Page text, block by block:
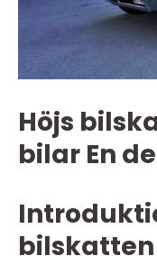
Höjs
bilar En